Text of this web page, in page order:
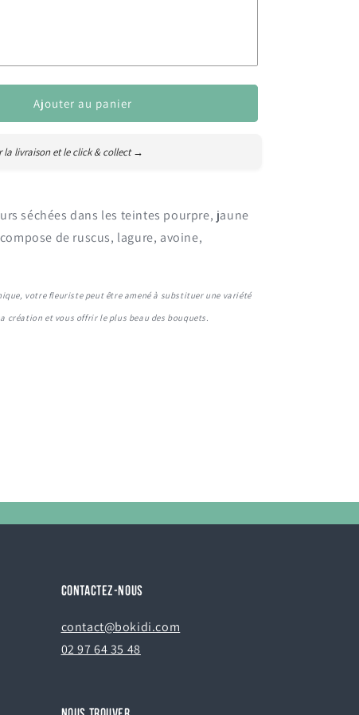
mères
Ajouter au panier
la livraison et le click & collect →
séchées dans les teintes pourpre, jaune
de ruscus, lagure, avoine,
votre fleuriste peut être amené à substituer une variété
création et vous offrir le plus beau des bouquets.
CONTACTEZ-NOUS
contact@bokidi.com
02 97 64 35 48